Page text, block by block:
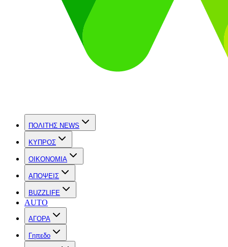
ΠΟΛΙΤΗΣ NEWS
ΚΥΠΡΟΣ
OIKONOMIA
ΑΠΟΨΕΙΣ
BUZZLIFE
AUTO
ΑΓΟΡΑ
Γηπεδο